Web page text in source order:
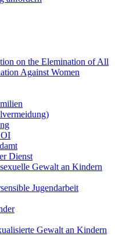
on the Elemination of All
Against Women
Dienst
Gewalt an Kindern
Jugendarbeit
Gewalt an Kindern